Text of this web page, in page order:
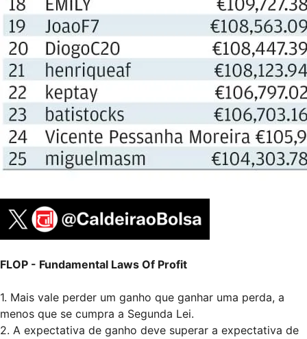
FLOP - Fundamental Laws Of Profit
1. Mais vale perder um ganho que ganhar uma perda, a
menos que se cumpra a Segunda Lei.
2. A expectativa de ganho deve superar a expectativa de